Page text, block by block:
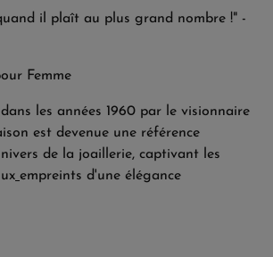
il plaît au plus grand nombre !" -
Femme
les années 1960 par le visionnaire
est devenue une référence
de la joaillerie, captivant les
empreints d'une élégance